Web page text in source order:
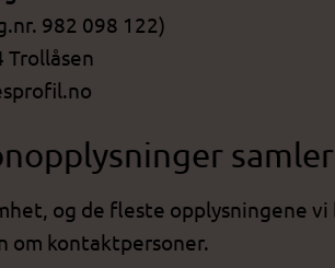
982 098 122)
Trollåsen
og de fleste opplysningene
om kontaktpersoner.